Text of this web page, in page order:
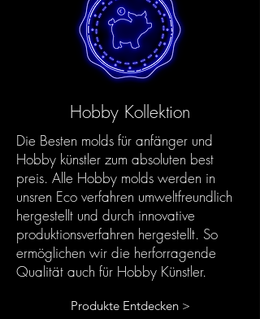
Hobby Kollektion
Die Besten molds für anfänger und
Hobby künstler zum absoluten best
preis. Alle Hobby molds werden in
unsren Eco verfahren umweltfreundlich
hergestellt und durch innovative
produktionsverfahren hergestellt. So
ermöglichen wir die herforragende
Qualität auch für Hobby Künstler.
Produkte Entdecken >